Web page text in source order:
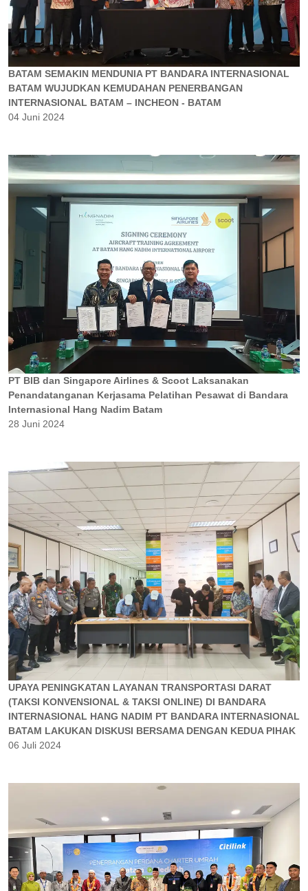
BATAM SEMAKIN MENDUNIA PT BANDARA INTERNASIONAL
BATAM WUJUDKAN KEMUDAHAN PENERBANGAN
INTERNASIONAL BATAM – INCHEON - BATAM
04 Juni 2024
PT BIB dan Singapore Airlines & Scoot Laksanakan
Penandatanganan Kerjasama Pelatihan Pesawat di Bandara
Internasional Hang Nadim Batam
28 Juni 2024
UPAYA PENINGKATAN LAYANAN TRANSPORTASI DARAT
(TAKSI KONVENSIONAL & TAKSI ONLINE) DI BANDARA
INTERNASIONAL HANG NADIM PT BANDARA INTERNASIONAL
BATAM LAKUKAN DISKUSI BERSAMA DENGAN KEDUA PIHAK
06 Juli 2024